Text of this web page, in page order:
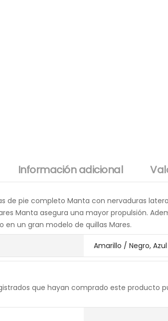
Información adicional
de pie completo Manta con nervaduras
Manta asegura una mayor propulsión.
en un gran modelo de quillas Mares.
Amarillo / Negro,
que hayan comprado este producto